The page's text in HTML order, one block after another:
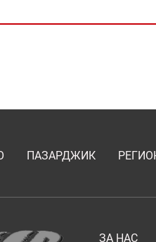
ПАЗАРДЖИК
ЗА НАС